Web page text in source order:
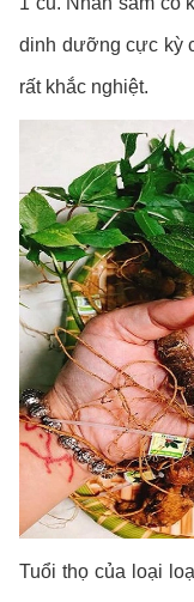
dinh dưỡng cực kỳ
rất khắc nghiệt.
Tuổi thọ của loại